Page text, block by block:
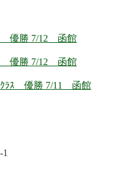
優勝 7/12 函館
優勝 7/12 函館
ﾗｽ 優勝 7/11 函館